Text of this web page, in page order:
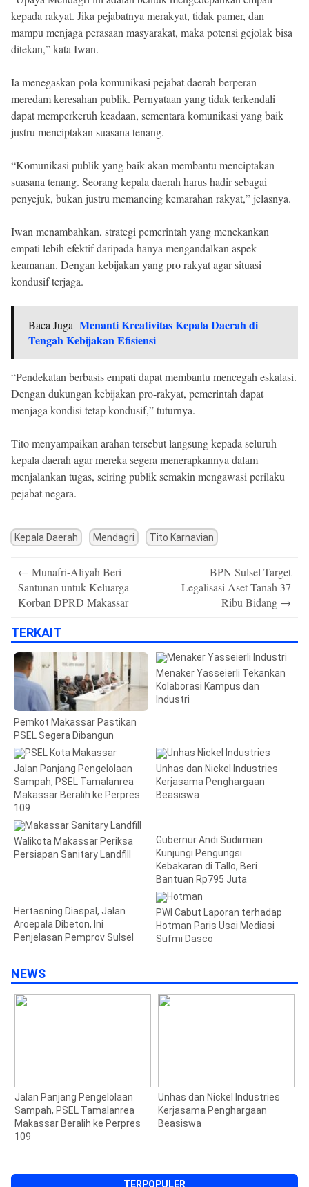
kepada rakyat. Jika pejabatnya merakyat, tidak pamer, dan
mampu menjaga perasaan masyarakat, maka potensi gejolak bisa
ditekan,” kata Iwan.
Ia menegaskan pola komunikasi pejabat daerah berperan
meredam keresahan publik. Pernyataan yang tidak terkendali
dapat memperkeruh keadaan, sementara komunikasi yang baik
justru menciptakan suasana tenang.
“Komunikasi publik yang baik akan membantu menciptakan
suasana tenang. Seorang kepala daerah harus hadir sebagai
penyejuk, bukan justru memancing kemarahan rakyat,” jelasnya.
Iwan menambahkan, strategi pemerintah yang menekankan
empati lebih efektif daripada hanya mengandalkan aspek
keamanan. Dengan kebijakan yang pro rakyat agar situasi
kondusif terjaga.
Baca Juga Menanti Kreativitas Kepala Daerah di
Tengah Kebijakan Efisiensi
“Pendekatan berbasis empati dapat membantu mencegah eskalasi.
Dengan dukungan kebijakan pro-rakyat, pemerintah dapat
menjaga kondisi tetap kondusif,” tuturnya.
Tito menyampaikan arahan tersebut langsung kepada seluruh
kepala daerah agar mereka segera menerapkannya dalam
menjalankan tugas, seiring publik semakin mengawasi perilaku
pejabat negara.
Kepala Daerah Mendagri Tito Karnavian
navigation
← Munafri-Aliyah Beri
Santunan untuk Keluarga
Korban DPRD Makassar
BPN Sulsel Target
Legalisasi Aset Tanah 37
Ribu Bidang →
TERKAIT
Pemkot Makassar Pastikan
PSEL Segera Dibangun
Menaker Yasseierli Tekankan
Kolaborasi Kampus dan
Industri
Jalan Panjang Pengelolaan
Sampah, PSEL Tamalanrea
Makassar Beralih ke Perpres
109
Unhas dan Nickel Industries
Kerjasama Penghargaan
Beasiswa
Walikota Makassar Periksa
Persiapan Sanitary Landfill
Gubernur Andi Sudirman
Kunjungi Pengungsi
Kebakaran di Tallo, Beri
Bantuan Rp795 Juta
Hertasning Diaspal, Jalan
Aroepala Dibeton, Ini
Penjelasan Pemprov Sulsel
PWI Cabut Laporan terhadap
Hotman Paris Usai Mediasi
Sufmi Dasco
NEWS
Jalan Panjang Pengelolaan
Sampah, PSEL Tamalanrea
Makassar Beralih ke Perpres
109
Unhas dan Nickel Industries
Kerjasama Penghargaan
Beasiswa
TERPOPULER